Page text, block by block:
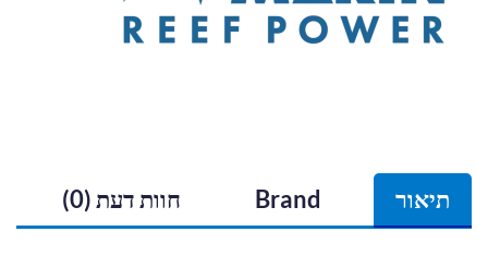
תיאור Brand חוות דעת (0)